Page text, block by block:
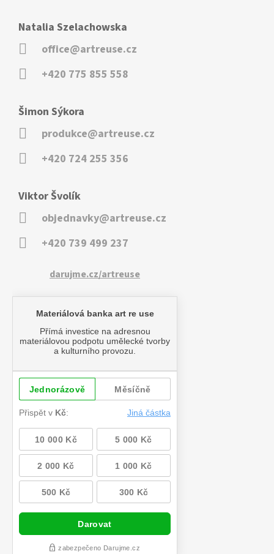
Natalia Szelachowska
office@artreuse.cz
+420 775 855 558
Šimon Sýkora
produkce@artreuse.cz
+420 724 255 356
Viktor Švolík
objednavky@artreuse.cz
+420 739 499 237
darujme.cz/artreuse